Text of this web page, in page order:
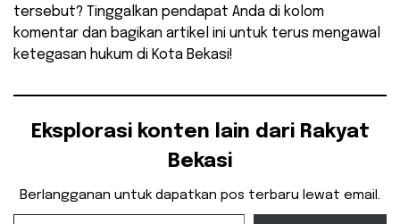
tersebut? Tinggalkan pendapat Anda di kolom
komentar dan bagikan artikel ini untuk terus mengawal
ketegasan hukum di Kota Bekasi!
Eksplorasi konten lain dari Rakyat
Bekasi
Berlangganan untuk dapatkan pos terbaru lewat email.
Ketikkan email Anda...